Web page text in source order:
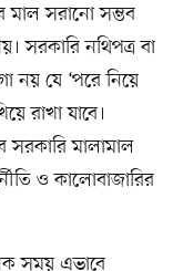
মাল সরানো সম্ভব
সরকারি নথিপত্র বা
নয় যে ‘পরে নিয়ে
রাখা যাবে।
সরকারি মালামাল
ও কালোবাজারির
সময় এভাবে